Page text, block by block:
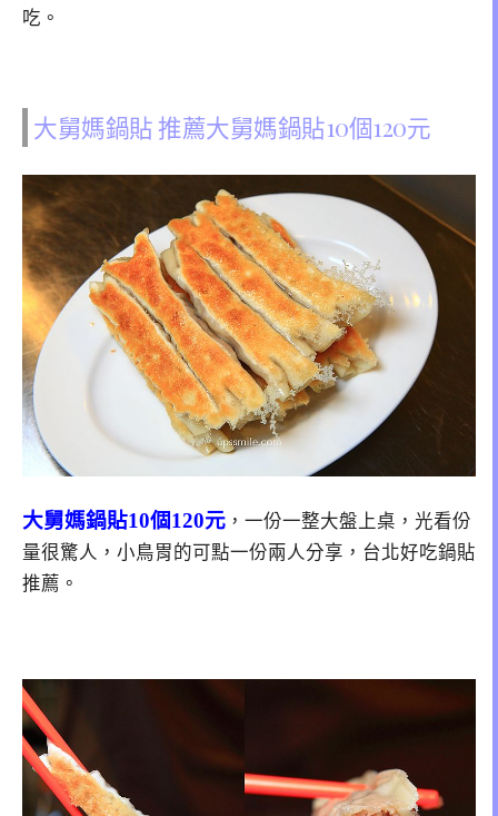
吃。
大舅媽鍋貼 推薦大舅媽鍋貼10個120元
大舅媽鍋貼10個120元 ，一份一整大盤上桌，光看份
量很驚人，小鳥胃的可點一份兩人分享，台北好吃鍋貼
推薦。